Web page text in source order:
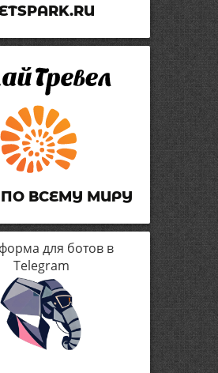
ВСЕМУ МИРУ
для ботов в
Telegram